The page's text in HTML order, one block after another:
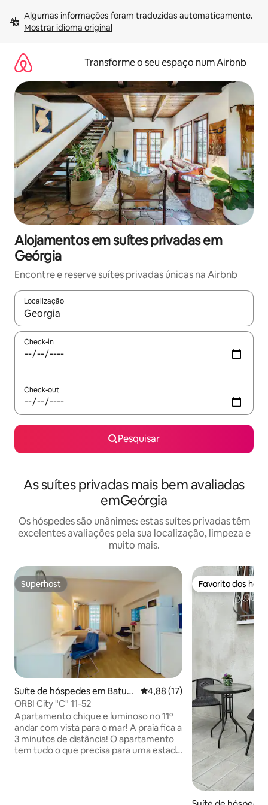
para
Mostrar idioma original
Transforme o seu espaço num Airbnb
Alojamentos em suítes privadas em
Geórgia
Encontre e reserve suítes privadas únicas na Airbnb
Localização
Quando os resultados estiverem disponíveis, navegue com
Check-in
Check-out
Pesquisar
As suítes privadas mais bem avaliadas
emGeórgia
Os hóspedes são unânimes: estas suítes privadas têm
excelentes avaliações pela sua localização, limpeza e
muito mais.
Superhost
Superhost
Suíte de hóspedes em Batum
i
Classificação média de 4,88
4,88 (17)
ORBI City "C" 11-52
Apartamento chique e luminoso no 11º
andar com vista para o mar! A praia fica a
3 minutos de distância! O apartamento
tem tudo o que precisa para uma estadia
Favorito dos
Favorito dos